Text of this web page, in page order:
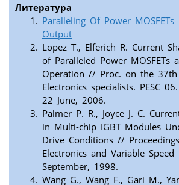
Литература
Paralleling Of Power
Output
Lopez T., Elferich R. Current
of Paralleled Power MOSFETs
Operation // Proc. on the 37th
Electronics specialists. PESC
22 June, 2006.
Palmer P. R., Joyce J. C.
in Multi-chip IGBT Modules
Drive Conditions //
Electronics and Variable
September, 1998.
Wang G., Wang F., Gari M.,